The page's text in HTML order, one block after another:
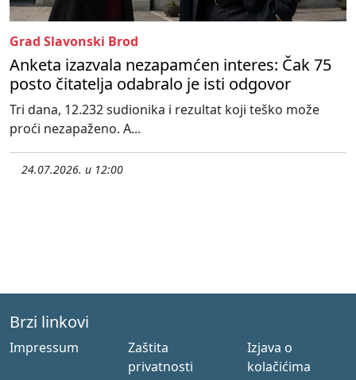
Grad Slavonski Brod
Anketa izazvala nezapamćen interes: Čak 75
posto čitatelja odabralo je isti odgovor
Tri dana, 12.232 sudionika i rezultat koji teško može
proći nezapaženo. A...
24.07.2026. u 12:00
Brzi linkovi
Impressum
Zaštita
privatnosti
Izjava o
kolačićima